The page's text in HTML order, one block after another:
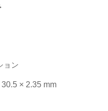
ョン
× 2.35 mm